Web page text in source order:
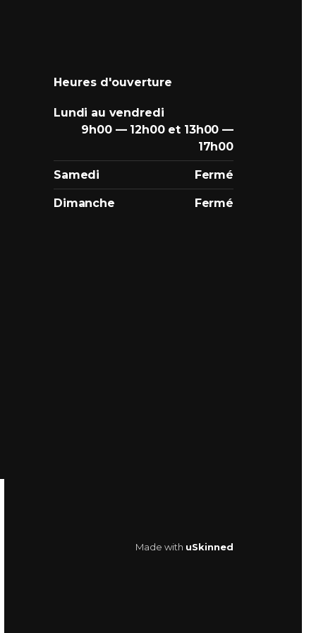
Heures d'ouverture
Lundi au vendredi
9h00 — 12h00 et 13h00 —
17h00
Samedi Fermé
Dimanche Fermé
Made with uSkinned